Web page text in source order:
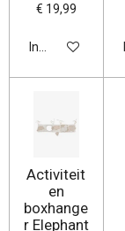
€ 19,99
In winkelwagen
Activiteit
en
boxhange
r Elephant